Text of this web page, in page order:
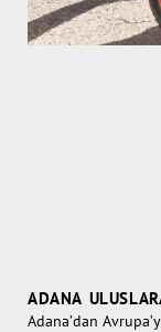
ADANA
Adana’dan